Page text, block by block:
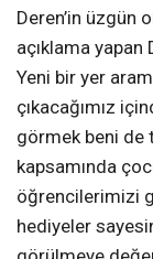
Deren’in üzgün
açıklama yapan
Yeni bir yer
çıkacağımız
görmek beni de
kapsamında
öğrencilerimizi
hediyeler